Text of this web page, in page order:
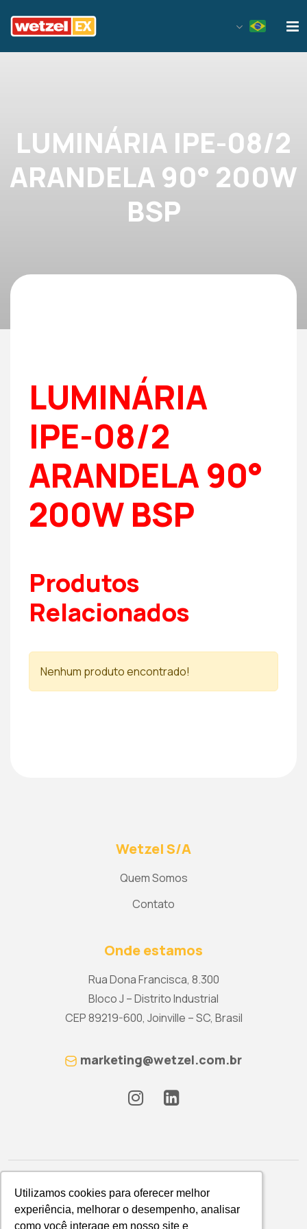
Utilizamos cookies para oferecer melhor
experiência, melhorar o desempenho, analisar
como você interage em nosso site e
Utilizamos cookies para oferecer melhor
experiência, melhorar o desempenho, analisar
como você interage em nosso site e
LUMINÁRIA IPE-08/2
ARANDELA 90° 200W
BSP
LUMINÁRIA
IPE-08/2
ARANDELA 90°
200W BSP
Produtos
Relacionados
Nenhum produto encontrado!
Wetzel S/A
Quem Somos
Contato
Onde estamos
Rua Dona Francisca, 8.300
Bloco J – Distrito Industrial
CEP 89219-600, Joinville – SC, Brasil
marketing@wetzel.com.br